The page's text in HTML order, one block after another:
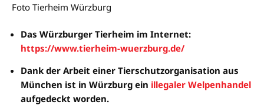
Foto Tierheim Würzburg
Das Würzburger Tierheim im Internet:
https://www.tierheim-wuerzburg.de/
Dank der Arbeit einer Tierschutzorganisation aus
München ist in Würzburg ein illegaler Welpenhandel
aufgedeckt worden.